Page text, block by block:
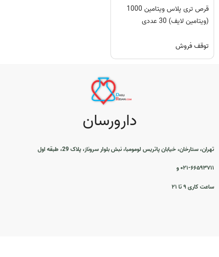
قرص تری پلاس ویتامین 1000
(ویتامین لایف) 30 عددی
توقف فروش
دارورسان
تهران، ستارخان، خیابان پاتریس لومومبا، نبش بلوار سروناز، پلاک 29، طبقه اول
۰۲۱-۶۶۵۹۳۷۱۱ و
ساعت کاری ۹ تا ۲۱